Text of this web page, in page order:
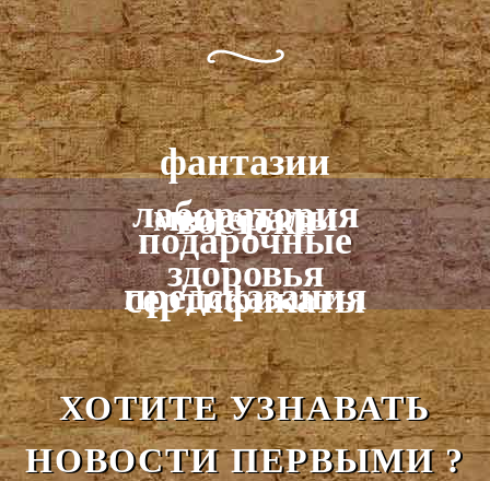
фантазии
востока
минералы
лаборатория
здоровья
подарочные
сертификаты
предсказания
ХОТИТЕ УЗНАВАТЬ
НОВОСТИ ПЕРВЫМИ ?